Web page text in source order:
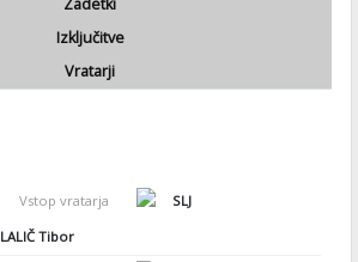
Izključitve
Vratarji
Vstop vratarja
SLJ
LALIČ Tibor